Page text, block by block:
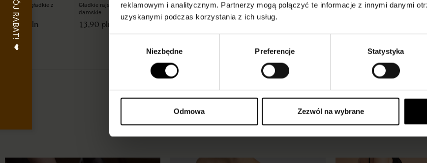
reklamowym i analitycznym. Partnerzy mogą połączyć te informacje z innymi danymi
uzyskanymi podczas korzystania z ich usług.
Niezbędne Preferencje Statystyka
Odmowa Zezwól na wybrane
Rajstopy gładkie z
mikrofibry
19,90 pln
Gładkie rajstopy
damskie
13,90 pln
Kryjące rajstopy
gładkie
Klasyczne rajstopy
gładkie
Rajstopy wzorzyste w
kwiatki
15,33 pln
Rajstopy z
tkaniny